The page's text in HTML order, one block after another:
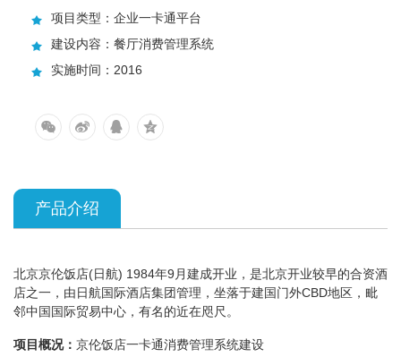
项目类型：企业一卡通平台
建设内容：餐厅消费管理系统
实施时间：2016
产品介绍
北京京伦饭店(日航) 1984年9月建成开业，是北京开业较早的合资酒
店之一，由日航国际酒店集团管理，坐落于建国门外CBD地区，毗
邻中国国际贸易中心，有名的近在咫尺。
项目概况： 京伦饭店一卡通消费管理系统建设